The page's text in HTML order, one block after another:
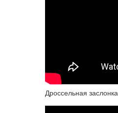
Дроссельная